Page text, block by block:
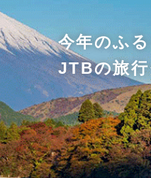
今年のふ
JTBの旅